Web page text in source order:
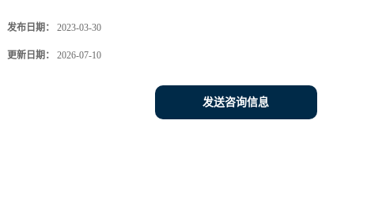
发布日期： 2023-03-30
更新日期： 2026-07-10
发送咨询信息